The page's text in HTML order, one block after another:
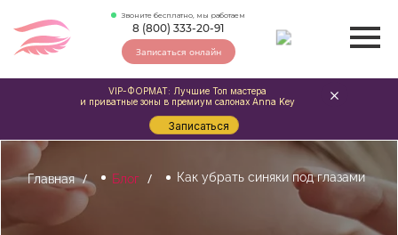
Звоните бесплатно, мы работаем
8 (800) 333-20-91
Записаться онлайн
Главная Блог Как убрать синяки под глазами
VIP-ФОРМАТ: Лучшие Топ мастера
и приватные зоны в премиум салонах Anna Key
Записаться